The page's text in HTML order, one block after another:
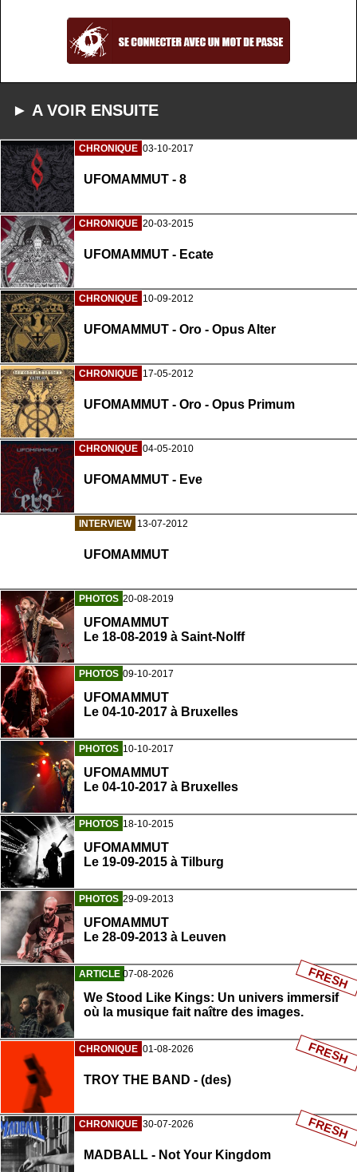
► A VOIR ENSUITE
CHRONIQUE 03-10-2017
UFOMAMMUT - 8
CHRONIQUE 20-03-2015
UFOMAMMUT - Ecate
CHRONIQUE 10-09-2012
UFOMAMMUT - Oro - Opus Alter
CHRONIQUE 17-05-2012
UFOMAMMUT - Oro - Opus Primum
CHRONIQUE 04-05-2010
UFOMAMMUT - Eve
INTERVIEW 13-07-2012
UFOMAMMUT
PHOTOS 20-08-2019
UFOMAMMUT
Le 18-08-2019 à Saint-Nolff
PHOTOS 09-10-2017
UFOMAMMUT
Le 04-10-2017 à Bruxelles
PHOTOS 10-10-2017
UFOMAMMUT
Le 04-10-2017 à Bruxelles
PHOTOS 18-10-2015
UFOMAMMUT
Le 19-09-2015 à Tilburg
PHOTOS 29-09-2013
UFOMAMMUT
Le 28-09-2013 à Leuven
ARTICLE 07-08-2026
We Stood Like Kings: Un univers immersif
où la musique fait naître des images.
FRESH
CHRONIQUE 01-08-2026
TROY THE BAND - (des)
FRESH
CHRONIQUE 30-07-2026
MADBALL - Not Your Kingdom
FRESH